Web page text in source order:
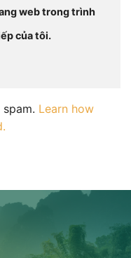
web trong trình
của tôi.
Learn how